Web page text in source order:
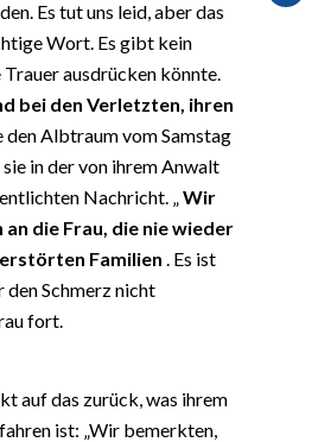
Es tut uns leid, aber das
Wort. Es gibt kein
ausdrücken könnte.
bei den Verletzten, ihren
den Albtraum vom Samstag
in der von ihrem Anwalt
Nachricht. „ Wir
die Frau, die nie wieder
Familien . Es ist
Schmerz nicht
fort.
auf das zurück, was ihrem
ist: „Wir bemerkten,